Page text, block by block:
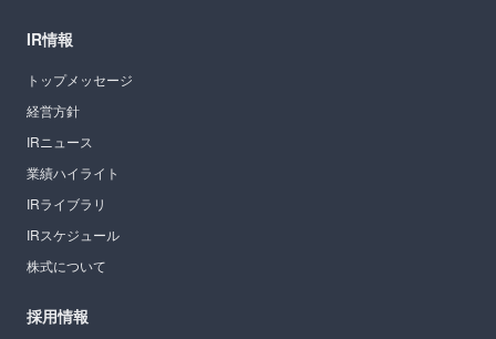
IR情報
トップメッセージ
経営方針
IRニュース
業績ハイライト
IRライブラリ
IRスケジュール
株式について
採用情報